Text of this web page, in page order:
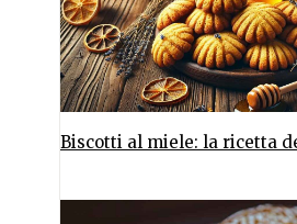
Biscotti al miele: la ricetta